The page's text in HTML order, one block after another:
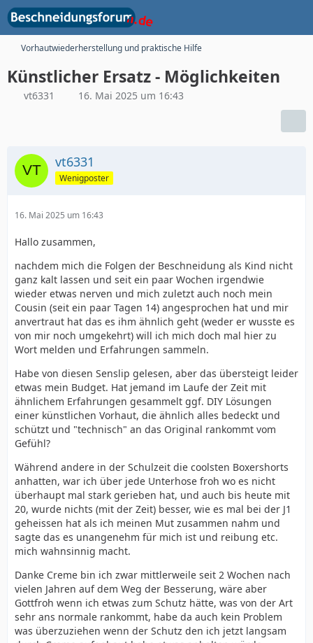
Vorhautwiederherstellung und praktische Hilfe
Künstlicher Ersatz - Möglichkeiten
vt6331 16. Mai 2025 um 16:43
vt6331
Wenigposter
16. Mai 2025 um 16:43
Hallo zusammen,
nachdem mich die Folgen der Beschneidung als Kind nicht
ganz kalt lassen und seit ein paar Wochen irgendwie
wieder etwas nerven und mich zuletzt auch noch mein
Cousin (seit ein paar Tagen 14) angesprochen hat und mir
anvertraut hat das es ihm ähnlich geht (weder er wusste es
von mir noch umgekehrt) will ich mich doch mal hier zu
Wort melden und Erfahrungen sammeln.
Habe von diesen Senslip gelesen, aber das übersteigt leider
etwas mein Budget. Hat jemand im Laufe der Zeit mit
ähnlichem Erfahrungen gesammelt ggf. DIY Lösungen
einer künstlichen Vorhaut, die ähnlich alles bedeckt und
schützt und "technisch" an das Original rankommt vom
Gefühl?
Während andere in der Schulzeit die coolsten Boxershorts
anhatten, war ich über jede Unterhose froh wo es nicht
überhaupt mal stark gerieben hat, und auch bis heute mit
20, wurde nichts (mit der Zeit) besser, wie es mal bei der J1
geheissen hat als ich meinen Mut zusammen nahm und
sagte das es unangenehm für mich ist und reibung etc.
mich wahnsinnig macht.
Danke Creme bin ich zwar mittlerweile seit 2 Wochen nach
vielen Jahren auf dem Weg der Besserung, wäre aber
Gottfroh wenn ich etwas zum Schutz hätte, was von der Art
sehr ans normale rankommt, habe da auch kein Problem
was überzuziehen wenn der Schutz den ich jetzt langsam